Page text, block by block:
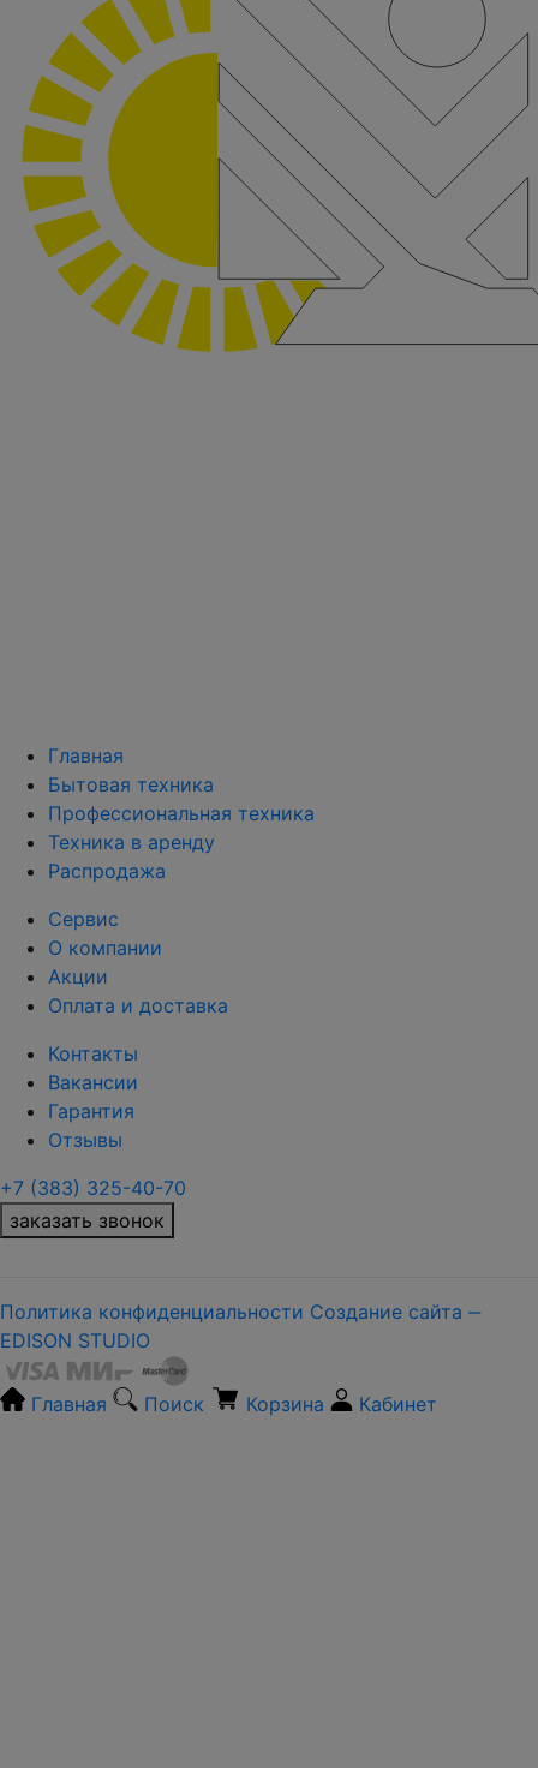
Главная
Бытовая техника
Профессиональная техника
Техника в аренду
Распродажа
Сервис
О компании
Акции
Оплата и доставка
Контакты
Вакансии
Гарантия
Отзывы
+7 (383) 325-40-70
заказать звонок
Политика конфиденциальности Создание сайта ‒
EDISON STUDIO
Главная Поиск Корзина Кабинет